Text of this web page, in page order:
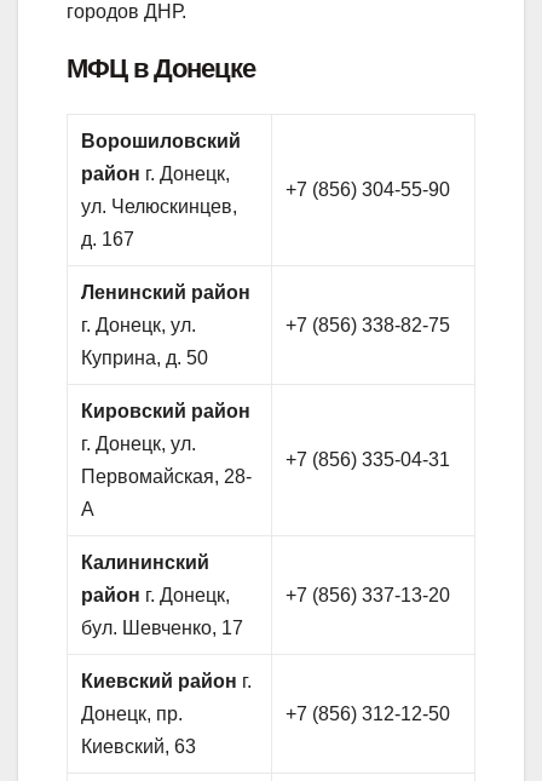
городов ДНР.
МФЦ в Донецке
Ворошиловский
район г. Донецк,
ул. Челюскинцев,
д. 167
+7 (856) 304-55-90
Ленинский район
г. Донецк, ул.
Куприна, д. 50
+7 (856) 338-82-75
Кировский район
г. Донецк, ул.
Первомайская, 28-
А
+7 (856) 335-04-31
Калининский
район г. Донецк,
бул. Шевченко, 17
+7 (856) 337-13-20
Киевский район г.
Донецк, пр.
Киевский, 63
+7 (856) 312-12-50